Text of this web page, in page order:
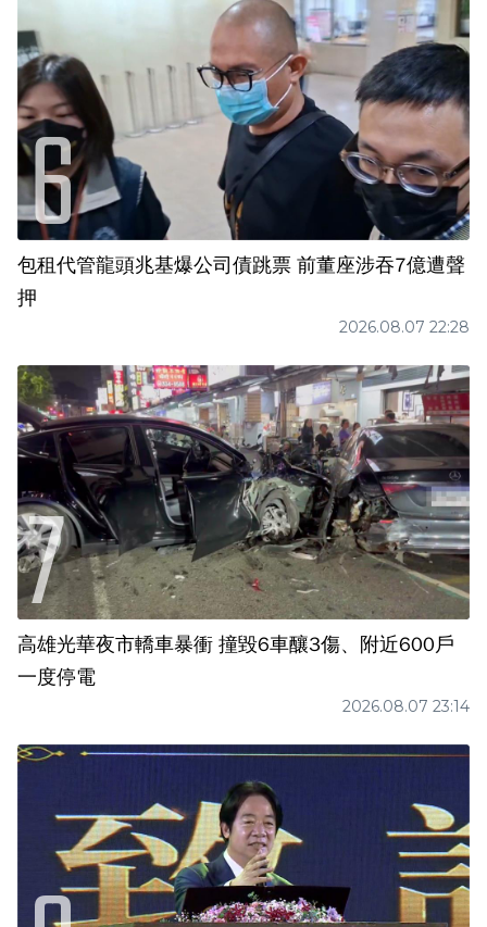
包租代管龍頭兆基爆公司債跳票 前董座涉吞7億遭聲
押
2026.08.07 22:28
高雄光華夜市轎車暴衝 撞毀6車釀3傷、附近600戶
一度停電
2026.08.07 23:14